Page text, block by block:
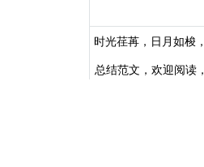
时光荏苒，日月如梭
总结范文，欢迎阅读